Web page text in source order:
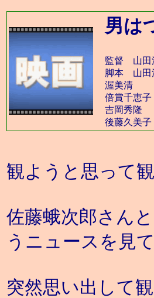
男は
監督 山田
脚本 山田
渥美清
倍賞千恵子
吉岡秀隆
後藤久美子
観ようと思って
佐藤蛾次郎さん
うニュースを見て
突然思い出して